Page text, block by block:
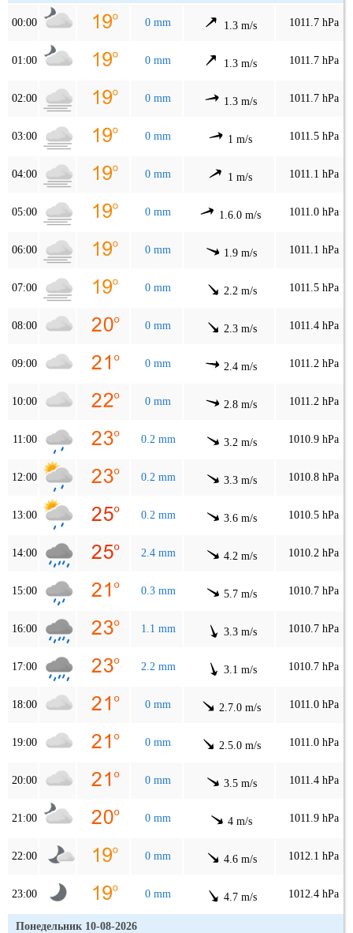
00:00 0 mm 1.3 m/s 1011.7 hPa
01:00 0 mm 1.3 m/s 1011.7 hPa
02:00 0 mm 1.3 m/s 1011.7 hPa
03:00 0 mm 1 m/s 1011.5 hPa
04:00 0 mm 1 m/s 1011.1 hPa
05:00 0 mm 1.6.0 m/s 1011.0 hPa
06:00 0 mm 1.9 m/s 1011.1 hPa
07:00 0 mm 2.2 m/s 1011.5 hPa
08:00 0 mm 2.3 m/s 1011.4 hPa
09:00 0 mm 2.4 m/s 1011.2 hPa
10:00 0 mm 2.8 m/s 1011.2 hPa
11:00 0.2 mm 3.2 m/s 1010.9 hPa
12:00 0.2 mm 3.3 m/s 1010.8 hPa
13:00 0.2 mm 3.6 m/s 1010.5 hPa
14:00 2.4 mm 4.2 m/s 1010.2 hPa
15:00 0.3 mm 5.7 m/s 1010.7 hPa
16:00 1.1 mm 3.3 m/s 1010.7 hPa
17:00 2.2 mm 3.1 m/s 1010.7 hPa
18:00 0 mm 2.7.0 m/s 1011.0 hPa
19:00 0 mm 2.5.0 m/s 1011.0 hPa
20:00 0 mm 3.5 m/s 1011.4 hPa
21:00 0 mm 4 m/s 1011.9 hPa
22:00 0 mm 4.6 m/s 1012.1 hPa
23:00 0 mm 4.7 m/s 1012.4 hPa
Понедельник 10-08-2026